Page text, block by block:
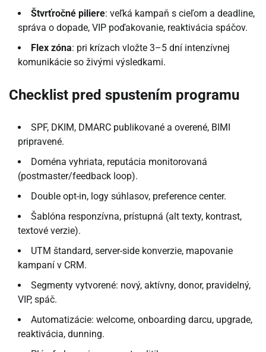
Štvrťročné piliere: veľká kampaň s cieľom a deadline,
správa o dopade, VIP poďakovanie, reaktivácia spáčov.
Flex zóna: pri krízach vložte 3–5 dní intenzívnej
komunikácie so živými výsledkami.
Checklist pred spustením programu
SPF, DKIM, DMARC publikované a overené, BIMI
pripravené.
Doména vyhriata, reputácia monitorovaná
(postmaster/feedback loop).
Double opt-in, logy súhlasov, preference center.
Šablóna responzívna, prístupná (alt texty, kontrast,
textové verzie).
UTM štandard, server-side konverzie, mapovanie
kampaní v CRM.
Segmenty vytvorené: nový, aktívny, donor, pravidelný,
VIP, spáč.
Automatizácie: welcome, onboarding darcu, upgrade,
reaktivácia, dunning.